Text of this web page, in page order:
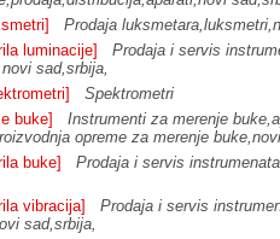
Prodaja
luminacije]
Prodaja i servis
sad,srbija,
Spektrometri
buke]
Instrumenti za merenje
opreme za merenje
buke]
Prodaja i servis
vibracija]
Prodaja i servis
sad,srbija,